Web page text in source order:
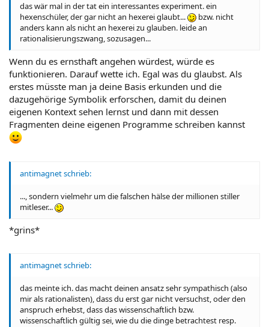
das wär mal in der tat ein interessantes experiment. ein
hexenschüler, der gar nicht an hexerei glaubt...
bzw. nicht
anders kann als nicht an hexerei zu glauben. leide an
rationalisierungszwang, sozusagen...
Wenn du es ernsthaft angehen würdest, würde es
funktionieren. Darauf wette ich. Egal was du glaubst. Als
erstes müsste man ja deine Basis erkunden und die
dazugehörige Symbolik erforschen, damit du deinen
eigenen Kontext sehen lernst und dann mit dessen
Fragmenten deine eigenen Programme schreiben kannst
antimagnet schrieb:
..., sondern vielmehr um die falschen hälse der millionen stiller
mitleser...
*grins*
antimagnet schrieb:
das meinte ich. das macht deinen ansatz sehr sympathisch (also
mir als rationalisten), dass du erst gar nicht versuchst, oder den
anspruch erhebst, dass das wissenschaftlich bzw.
wissenschaftlich gültig sei, wie du die dinge betrachtest resp.